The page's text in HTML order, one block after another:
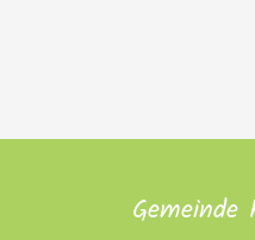
Gemeinde